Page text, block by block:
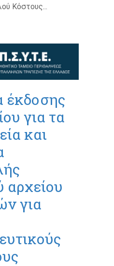
Κόστους...
έκδοσης
για τα
και
αρχείου
για